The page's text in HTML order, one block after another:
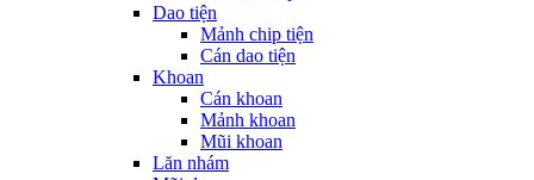
Dao tiện
Mảnh chip tiện
Cán dao tiện
Khoan
Cán khoan
Mảnh khoan
Mũi khoan
Lăn nhám